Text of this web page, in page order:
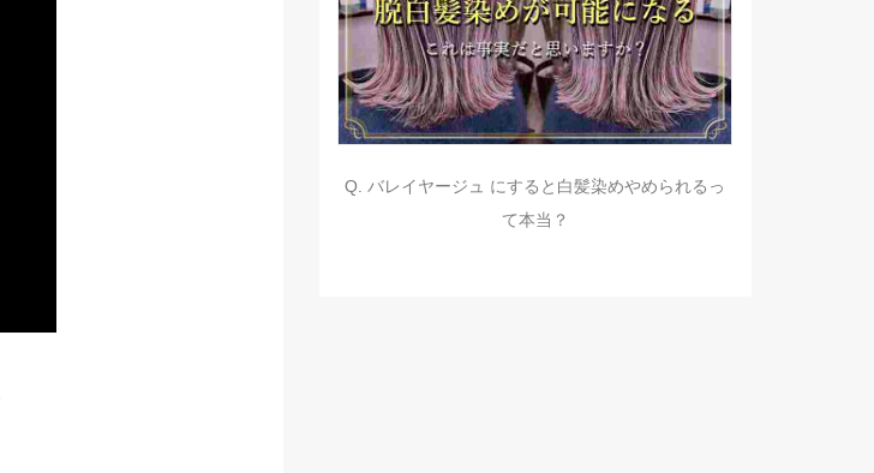
Q. バレイヤージュ にすると白髪染めやめられるっ
て本当？